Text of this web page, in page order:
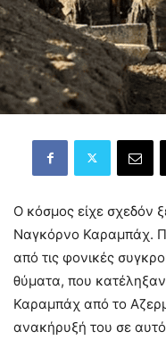
Ο κόσμος είχε σχεδόν
Ναγκόρνο Καραμπάχ.
από τις φονικές
θύματα, που
Καραμπάχ από το
ανακήρυξή του σε